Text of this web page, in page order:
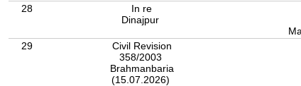
28
In re
Dinajpur
29
Civil Revision
358/2003
Brahmanbaria
(15.07.2026)